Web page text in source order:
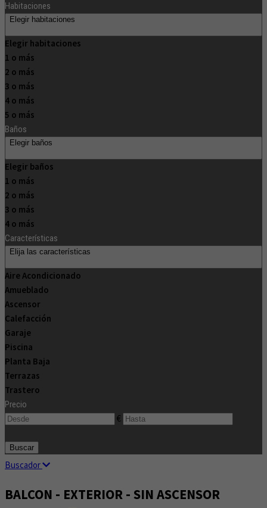
Habitaciones
Elegir habitaciones
Elegir habitaciones
1 o más
2 o más
3 o más
4 o más
5 o más
Baños
Elegir baños
Elegir baños
1 o más
2 o más
3 o más
4 o más
Características
Elija las características
Aire Acondicionado
Amueblado
Ascensor
Calefacción
Garaje
Piscina
Planta Baja
Terrazas
Trastero
Precio
€
Buscar
Buscador
BALCON - EXTERIOR - SIN ASCENSOR